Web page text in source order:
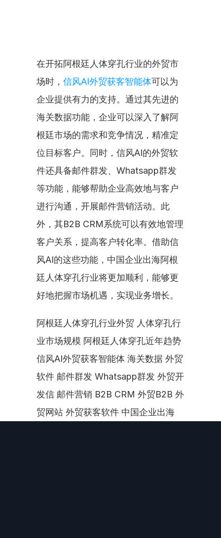
在开拓阿根廷人体穿孔行业的外贸市
场时， 信风AI外贸获客智能体可以为
企业提供有力的支持。通过其先进的
海关数据功能，企业可以深入了解阿
根廷市场的需求和竞争情况，精准定
位目标客户。同时，信风AI的外贸软
件还具备邮件群发、Whatsapp群发
等功能，能够帮助企业高效地与客户
进行沟通，开展邮件营销活动。此
外，其B2B CRM系统可以有效地管理
客户关系，提高客户转化率。借助信
风AI的这些功能，中国企业出海阿根
廷人体穿孔行业将更加顺利，能够更
好地把握市场机遇，实现业务增长。
阿根廷人体穿孔行业外贸 人体穿孔行
业市场规模 阿根廷人体穿孔近年趋势
信风AI外贸获客智能体 海关数据 外贸
软件 邮件群发 Whatsapp群发 外贸开
发信 邮件营销 B2B CRM 外贸B2B 外
贸网站 外贸获客软件 中国企业出海